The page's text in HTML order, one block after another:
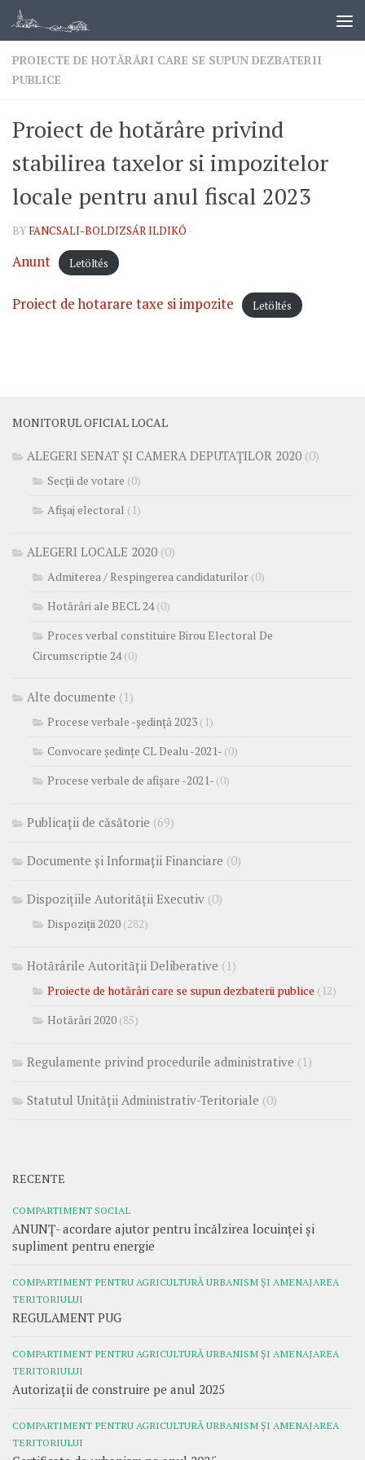
PROIECTE DE HOTĂRÂRI CARE SE SUPUN DEZBATERII
PUBLICE
Proiect de hotărâre privind
stabilirea taxelor si impozitelor
locale pentru anul fiscal 2023
BY FANCSALI-BOLDIZSÁR ILDIKÓ ·
Anunt Letöltés
Proiect de hotarare taxe si impozite Letöltés
MONITORUL OFICIAL LOCAL
ALEGERI SENAT ȘI CAMERA DEPUTAȚILOR 2020 (0)
Secții de votare (0)
Afișaj electoral (1)
ALEGERI LOCALE 2020 (0)
Admiterea / Respingerea candidaturilor (0)
Hotărâri ale BECL 24(0)
Proces verbal constituire Birou Electoral De
Circumscriptie 24(0)
Alte documente (1)
Procese verbale -ședință 2023 (1)
Convocare ședințe CL Dealu -2021- (0)
Procese verbale de afișare -2021- (0)
Publicații de căsătorie (69)
Documente și Informații Financiare (0)
Dispozițiile Autorității Executiv (0)
Dispoziții 2020 (282)
Hotărârile Autorității Deliberative (1)
Proiecte de hotărâri care se supun dezbaterii publice (12)
Hotărâri 2020 (85)
Regulamente privind procedurile administrative (1)
Statutul Unității Administrativ-Teritoriale (0)
RECENTE
COMPARTIMENT SOCIAL
ANUNȚ- acordare ajutor pentru încălzirea locuinței și
supliment pentru energie
COMPARTIMENT PENTRU AGRICULTURĂ URBANISM ȘI AMENAJAREA
TERITORIULUI
REGULAMENT PUG
COMPARTIMENT PENTRU AGRICULTURĂ URBANISM ȘI AMENAJAREA
TERITORIULUI
Autorizații de construire pe anul 2025
COMPARTIMENT PENTRU AGRICULTURĂ URBANISM ȘI AMENAJAREA
TERITORIULUI